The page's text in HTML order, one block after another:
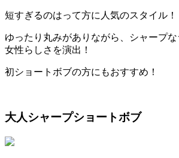
短すぎるのはって方に人気のスタイル！
ゆったり丸みがありながら、シャープ
女性らしさを演出！
初ショートボブの方にもおすすめ！
大人シャープショートボブ